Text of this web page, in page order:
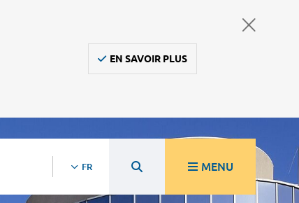
EN SAVOIR PLUS
FR MENU